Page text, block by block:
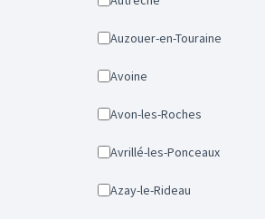
Auzouer-en-Touraine
Avoine
Avon-les-Roches
Avrillé-les-Ponceaux
Azay-le-Rideau